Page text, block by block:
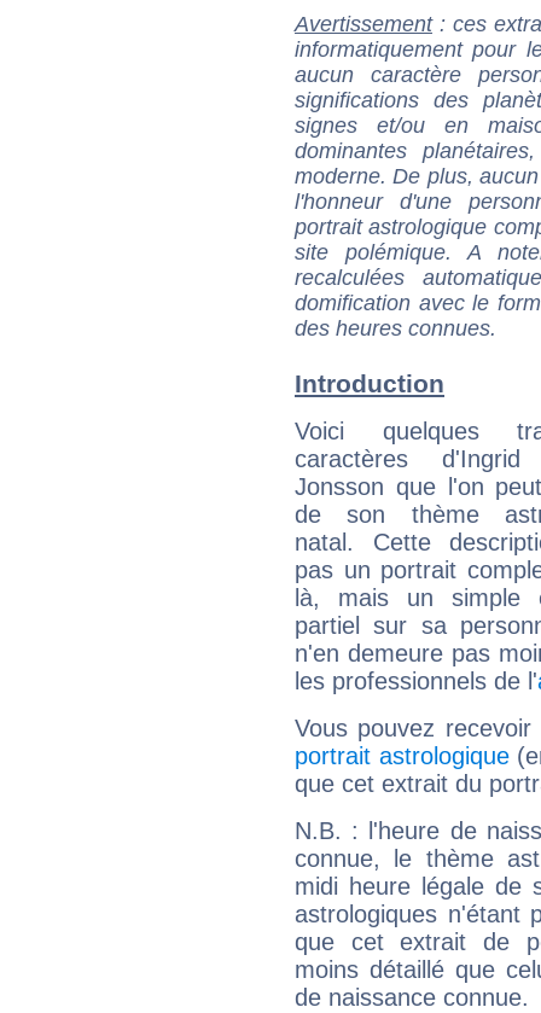
Avertissement: ces
informatiquement pour
aucun caractère
significations des
signes et/ou en
dominantes
moderne. De plus,
l'honneur d'une
portrait astrologique
site polémique. A
recalculées
domification avec le
des heures connues.
Introduction
Voici quelques
caractères d'Ingrid
Jonsson que l'on
de son thème
natal. Cette
pas un portrait
là, mais un simple
partiel sur sa
n'en demeure pas
les professionnels de l'
Vous pouvez
portrait astrologique
que cet extrait du
N.B. : l'heure de
connue, le thème
midi heure légale de
astrologiques n'étant
que cet extrait de
moins détaillé que
de naissance connue.